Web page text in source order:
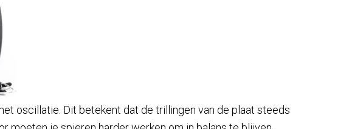
oscillatie. Dit betekent dat de trillingen van de plaat steeds